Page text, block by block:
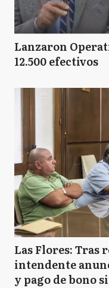
GV
GV
HY
J
LN
Lanzaron
12.500 efectivos
Las Flores: Tras
intendente
y pago de bono